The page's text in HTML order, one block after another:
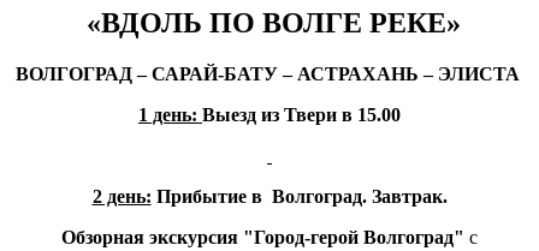
«ВДОЛЬ ПО ВОЛГЕ РЕКЕ»
ВОЛГОГРАД – САРАЙ-БАТУ – АСТРАХАНЬ – ЭЛИСТА
1 день: Выезд из Твери в 15.00
2 день: Прибытие в Волгоград. Завтрак.
Обзорная экскурсия "Город-герой Волгоград" с